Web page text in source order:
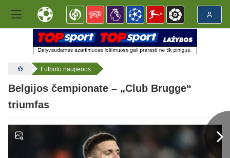
Futbolo naujienos
Belgijos čempionate – „Club Brugge“
triumfas